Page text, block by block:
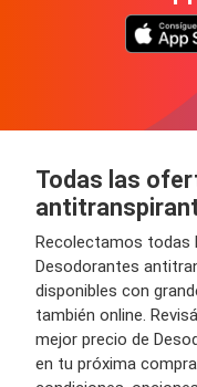
Todas las
Recolectamos todas
Desodorantes
disponibles con
también online.
mejor precio de
en tu próxima